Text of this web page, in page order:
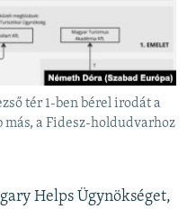
tér 1-ben bérel irodát a
más, a Fidesz-holdudvarhoz
Helps Ügynökséget,